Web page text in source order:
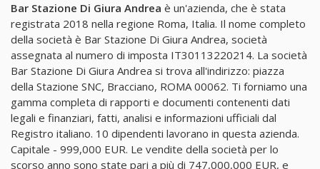
Bar Stazione Di Giura Andrea è un'azienda, che è stata
registrata 2018 nella regione Roma, Italia. Il nome completo
della società è Bar Stazione Di Giura Andrea, società
assegnata al numero di imposta IT30113220214. La società
Bar Stazione Di Giura Andrea si trova all'indirizzo: piazza
della Stazione SNC, Bracciano, ROMA 00062. Ti forniamo una
gamma completa di rapporti e documenti contenenti dati
legali e finanziari, fatti, analisi e informazioni ufficiali dal
Registro italiano. 10 dipendenti lavorano in questa azienda.
Capitale - 999,000 EUR. Le vendite della società per lo
scorso anno sono state pari a più di 747,000,000 EUR, e